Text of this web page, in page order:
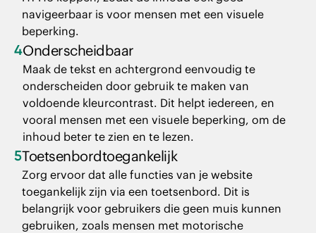
navigeerbaar is voor mensen met een visuele
beperking.
4Onderscheidbaar
Maak de tekst en achtergrond eenvoudig te
onderscheiden door gebruik te maken van
voldoende kleurcontrast. Dit helpt iedereen, en
vooral mensen met een visuele beperking, om de
inhoud beter te zien en te lezen.
5Toetsenbordtoegankelijk
Zorg ervoor dat alle functies van je website
toegankelijk zijn via een toetsenbord. Dit is
belangrijk voor gebruikers die geen muis kunnen
gebruiken, zoals mensen met motorische